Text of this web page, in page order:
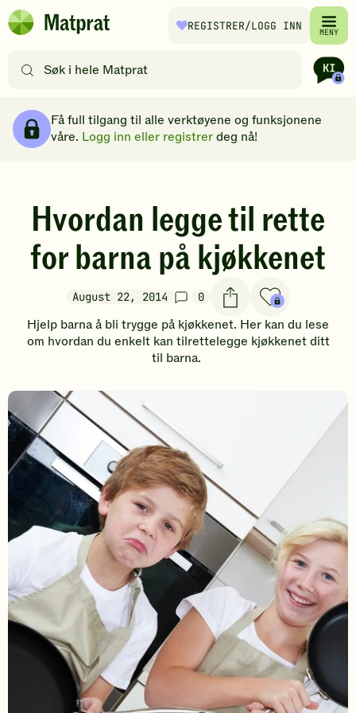
Hopp til hovedinnhold
Matprat
REGISTRER/LOGG INN MENY
etter
filtre
Få full tilgang til alle verktøyene og funksjonene
våre. Logg inn eller registrerdeg nå!
Hvordan legge til rette
for barna på kjøkkenet
August 22, 2014 0
Hjelp barna å bli trygge på kjøkkenet. Her kan du lese
om hvordan du enkelt kan tilrettelegge kjøkkenet ditt
til barna.